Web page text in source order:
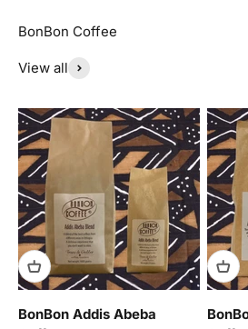
View all
BonBon Addis Abeba